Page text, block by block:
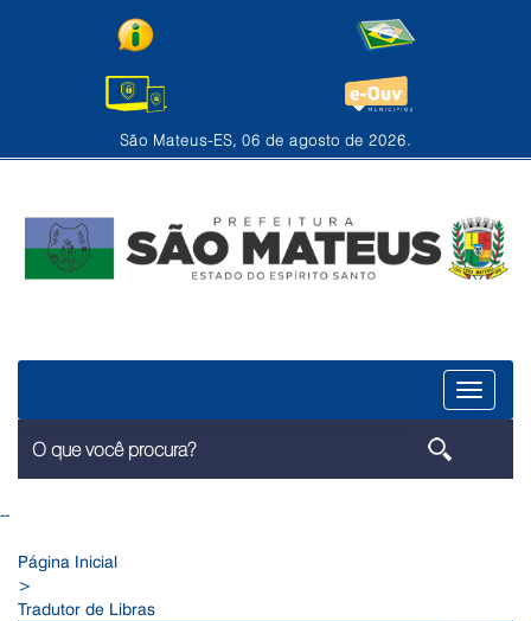
São Mateus-ES, 06 de agosto de 2026.
Menu
--
Página Inicial
>
Tradutor de Libras